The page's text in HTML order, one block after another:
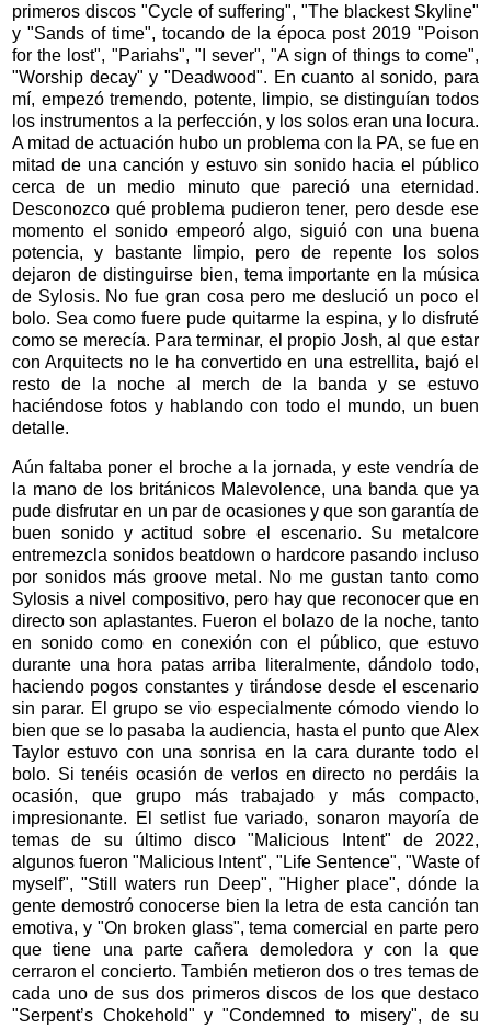
primeros discos "Cycle of suffering", "The blackest Skyline"
y "Sands of time", tocando de la época post 2019 "Poison
for the lost", "Pariahs", "I sever", "A sign of things to come",
"Worship decay" y "Deadwood". En cuanto al sonido, para
mí, empezó tremendo, potente, limpio, se distinguían todos
los instrumentos a la perfección, y los solos eran una locura.
A mitad de actuación hubo un problema con la PA, se fue en
mitad de una canción y estuvo sin sonido hacia el público
cerca de un medio minuto que pareció una eternidad.
Desconozco qué problema pudieron tener, pero desde ese
momento el sonido empeoró algo, siguió con una buena
potencia, y bastante limpio, pero de repente los solos
dejaron de distinguirse bien, tema importante en la música
de Sylosis. No fue gran cosa pero me deslució un poco el
bolo. Sea como fuere pude quitarme la espina, y lo disfruté
como se merecía. Para terminar, el propio Josh, al que estar
con Arquitects no le ha convertido en una estrellita, bajó el
resto de la noche al merch de la banda y se estuvo
haciéndose fotos y hablando con todo el mundo, un buen
detalle.
Aún faltaba poner el broche a la jornada, y este vendría de
la mano de los británicos Malevolence, una banda que ya
pude disfrutar en un par de ocasiones y que son garantía de
buen sonido y actitud sobre el escenario. Su metalcore
entremezcla sonidos beatdown o hardcore pasando incluso
por sonidos más groove metal. No me gustan tanto como
Sylosis a nivel compositivo, pero hay que reconocer que en
directo son aplastantes. Fueron el bolazo de la noche, tanto
en sonido como en conexión con el público, que estuvo
durante una hora patas arriba literalmente, dándolo todo,
haciendo pogos constantes y tirándose desde el escenario
sin parar. El grupo se vio especialmente cómodo viendo lo
bien que se lo pasaba la audiencia, hasta el punto que Alex
Taylor estuvo con una sonrisa en la cara durante todo el
bolo. Si tenéis ocasión de verlos en directo no perdáis la
ocasión, que grupo más trabajado y más compacto,
impresionante. El setlist fue variado, sonaron mayoría de
temas de su último disco "Malicious Intent" de 2022,
algunos fueron "Malicious Intent", "Life Sentence", "Waste of
myself", "Still waters run Deep", "Higher place", dónde la
gente demostró conocerse bien la letra de esta canción tan
emotiva, y "On broken glass", tema comercial en parte pero
que tiene una parte cañera demoledora y con la que
cerraron el concierto. También metieron dos o tres temas de
cada uno de sus dos primeros discos de los que destaco
"Serpent’s Chokehold" y "Condemned to misery", de su